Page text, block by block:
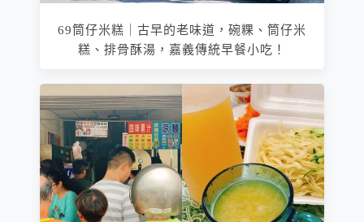
69筒仔米糕｜古早的老味道，碗粿、筒仔米
糕、排骨酥湯，嘉義傳統早餐小吃！